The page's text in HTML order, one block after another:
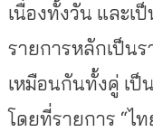
เนื่องทั้งวัน และเ
รายการหลักเป็น
เหมือนกันทั้งคู่ เ
โดยที่รายการ “ไ